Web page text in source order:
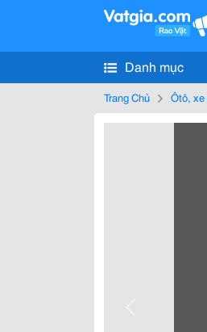
Danh mục
Trang Chủ Ôtô, xe